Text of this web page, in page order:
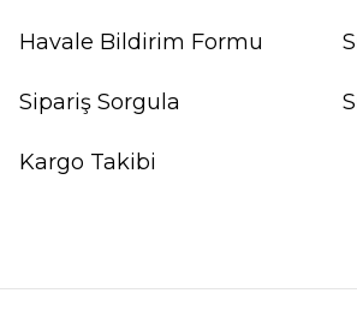
Havale Bildirim Formu
Sipariş Sorgula
Kargo Takibi